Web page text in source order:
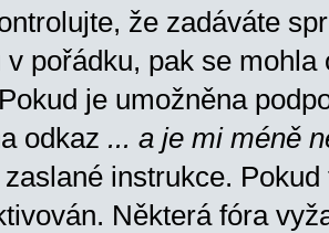
že zadáváte
v pořádku, pak se
je umožněna
odkaz ... a je mi méně
instrukce.
Některá fóra